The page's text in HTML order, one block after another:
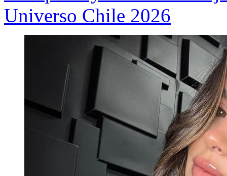
Universo Chile 2026